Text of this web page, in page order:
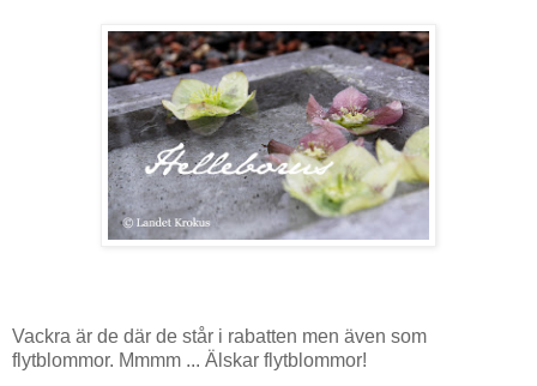
Vackra är de där de står i rabatten men även som
flytblommor. Mmmm ... Älskar flytblommor!